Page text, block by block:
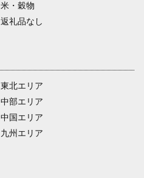
米・穀物
返礼品なし
東北エリア
中部エリア
中国エリア
九州エリア